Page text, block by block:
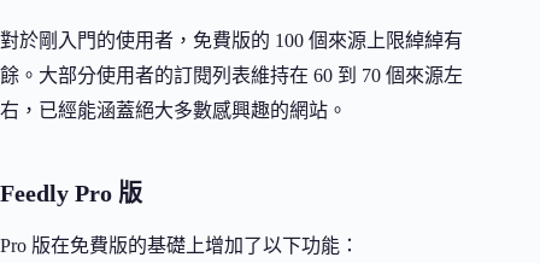
對於剛入門的使用者，免費版的 100 個來源上限綽綽有
餘。大部分使用者的訂閱列表維持在 60 到 70 個來源左
右，已經能涵蓋絕大多數感興趣的網站。
Feedly Pro 版
Pro 版在免費版的基礎上增加了以下功能：